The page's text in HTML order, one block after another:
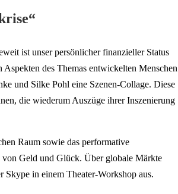
ist unser persönlicher finanzieller Status
des Themas entwickelten Menschen
und Silke Pohl eine Szenen-Collage. Diese
die wiederum Auszüge ihrer Inszenierung
Raum sowie das performative
von Geld und Glück. Über globale Märkte
Skype in einem Theater-Workshop aus.